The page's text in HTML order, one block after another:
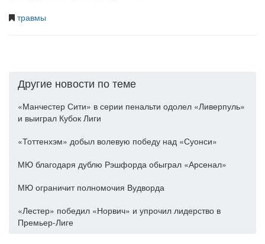
травмы
Другие новости по теме
«Манчестер Сити» в серии пенальти одолел «Ливерпуль»
и выиграл Кубок Лиги
«Тоттенхэм» добыл волевую победу над «Суонси»
МЮ благодаря дублю Рэшфорда обыграл «Арсенал»
МЮ ограничит полномочия Вудворда
«Лестер» победил «Норвич» и упрочил лидерство в
Премьер-Лиге